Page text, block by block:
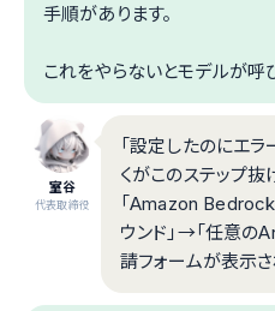
手順があります。
これをやらないとモデルが呼
室谷
代表取締役
「設定したのにエラ
くがこのステップ抜
「Amazon
ウンド」→「任意の
請フォームが表示さ